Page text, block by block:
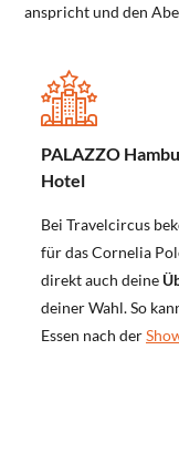
anspricht und den
PALAZZO
Hotel
Bei Travelcircus
für das Cornelia
direkt auch deine
deiner Wahl. So
Essen nach der